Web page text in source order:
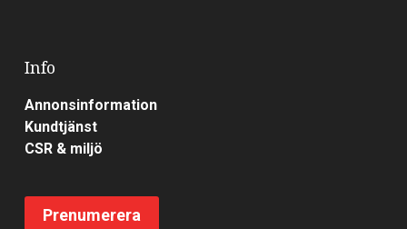
Info
Annonsinformation
Kundtjänst
CSR & miljö
Prenumerera